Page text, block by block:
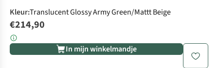
Kleur:Translucent Glossy Army Green/Mattt Beige
€214,90
In mijn winkelmandje